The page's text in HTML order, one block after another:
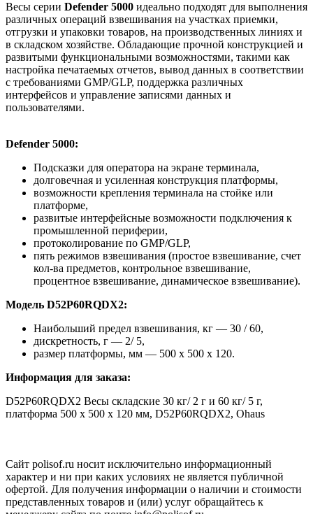
Весы серии Defender 5000 идеально подходят для выполнения
различных операций взвешивания на участках приемки,
отгрузки и упаковки товаров, на производственных линиях и
в складском хозяйстве. Обладающие прочной конструкцией и
развитыми функциональными возможностями, такими как
настройка печатаемых отчетов, вывод данных в соответствии
с требованиями GMP/GLP, поддержка различных
интерфейсов и управление записями данных и
пользователями.
Defender 5000:
Подсказки для оператора на экране терминала,
долговечная и усиленная конструкция платформы,
возможности крепления терминала на стойке или
платформе,
развитые интерфейсные возможности подключения к
промышленной периферии,
протоколирование по GMP/GLP,
пять режимов взвешивания (простое взвешивание, счет
кол-ва предметов, контрольное взвешивание,
процентное взвешивание, динамическое взвешивание).
Модель D52P60RQDX2:
Наибольший предел взвешивания, кг — 30 / 60,
дискретность, г — 2/ 5,
размер платформы, мм — 500 x 500 х 120.
Информация для заказа:
D52P60RQDX2 Весы складские 30 кг/ 2 г и 60 кг/ 5 г,
платформа 500 x 500 х 120 мм, D52P60RQDX2, Ohaus
Сайт polisof.ru носит исключительно информационный
характер и ни при каких условиях не является публичной
офертой. Для получения информации о наличии и стоимости
представленных товаров и (или) услуг обращайтесь к